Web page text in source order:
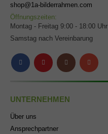
shop@1a-bilderrahmen.com
Öffnungszeiten:
Montag - Freitag 9:00 - 18:00 Uhr
Samstag nach Vereinbarung
UNTERNEHMEN
Über uns
Ansprechpartner